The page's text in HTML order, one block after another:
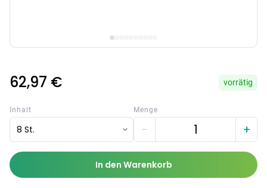
62,97 € vorrätig
Inhalt
8 St.
Menge
− +
In den Warenkorb